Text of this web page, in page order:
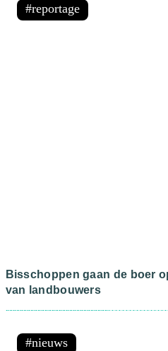
reportage
Bisschoppen gaan de boer
van landbouwers
nieuws